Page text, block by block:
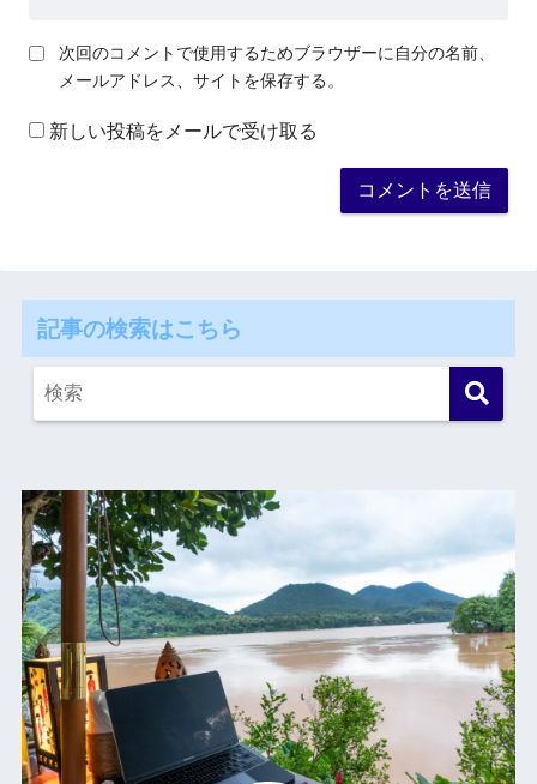
次回のコメントで使用するためブラウザーに自分の名前、
メールアドレス、サイトを保存する。
新しい投稿をメールで受け取る
記事の検索はこちら